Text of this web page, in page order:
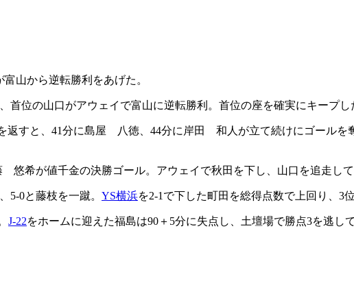
山から逆転勝利をあげた。
首位の山口がアウェイで富山に逆転勝利。首位の座を確実にキープし
すと、41分に島屋 八徳、44分に岸田 和人が立て続けにゴールを
希が値千金の決勝ゴール。アウェイで秋田を下し、山口を追走して
0と藤枝を一蹴。 YS横浜を2-1で下した町田を総得点数で上回り、3
J-22をホームに迎えた福島は90＋5分に失点し、土壇場で勝点3を逃して